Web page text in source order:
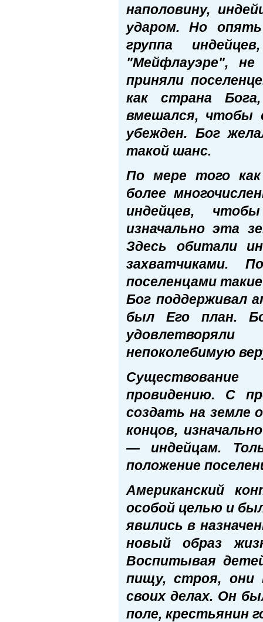
наполовину,
ударом. Но
группа
"Мейфлауэре",
приняли
как страна
вмешался, чтобы
убежден. Бог
такой шанс.
По мере того как
более
индейцев,
изначально эта
Здесь обитали
захватчиками.
поселенцами
Бог поддерживал
был Его план.
непоколебимую
провидению. С
создать на земле
концов,
— индейцам.
положение
Американский
особой целью и
явились в
новый образ
Воспитывая
пищу, строя, они
своих делах. Он
поле, крестьянин